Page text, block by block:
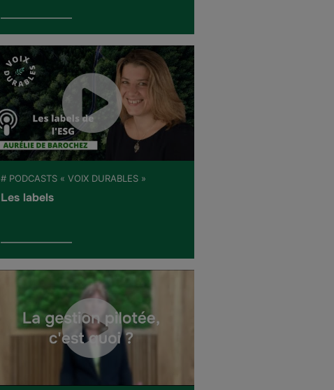
# PODCASTS « VOIX DURABLES »
Les labels